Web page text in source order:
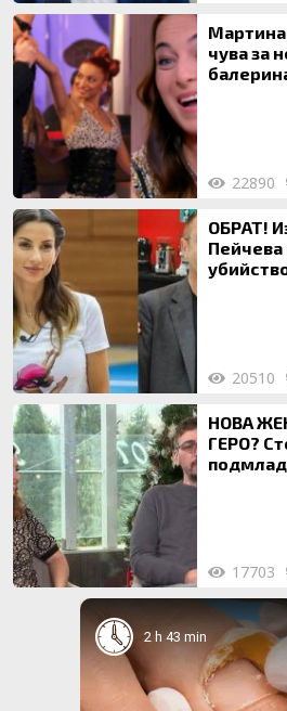
Мартина
чува за
22890
ОБРАТ!
Пейчева
20510
НОВА
ГЕРО?
17703
2 h 43 min